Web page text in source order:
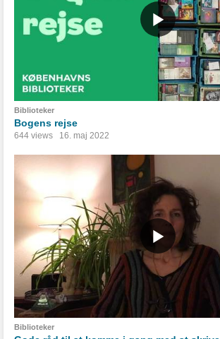
Biblioteker
Bogens rejse
644 views 16. maj 2022
Biblioteker